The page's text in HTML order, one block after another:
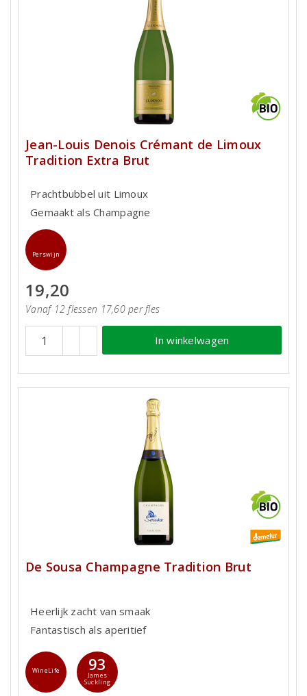
Jean-Louis Denois Crémant de Limoux
Tradition Extra Brut
Prachtbubbel uit Limoux
Gemaakt als Champagne
Perswijn
19,20
Vanaf 12 flessen 17,60 per fles
In winkelwagen
De Sousa Champagne Tradition Brut
Heerlijk zacht van smaak
Fantastisch als aperitief
WineLife 93
James
Suckling